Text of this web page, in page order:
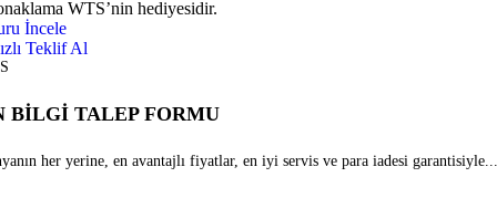
WTS’nin hediyesidir.
İncele
Teklif Al
BİLGİ TALEP FORMU
her yerine, en avantajlı fiyatlar, en iyi servis ve para iadesi